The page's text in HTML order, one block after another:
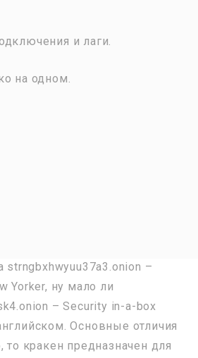
и лаги.
на одном.
–
Yorker, ну мало ли
– Security in-a-box
Основные отличия
то кракен предназначен для